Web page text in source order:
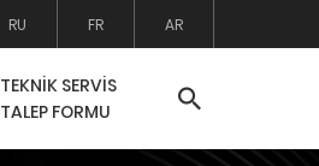
RU FR AR
TEKNİK SERVİS
TALEP FORMU